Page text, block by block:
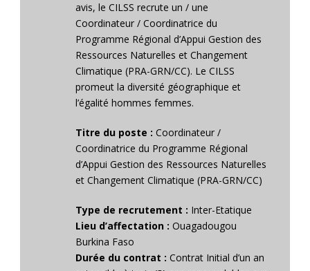
avis, le CILSS recrute un / une
Coordinateur / Coordinatrice du
Programme Régional d’Appui Gestion des
Ressources Naturelles et Changement
Climatique (PRA-GRN/CC). Le CILSS
promeut la diversité géographique et
l’égalité hommes femmes.
Titre du poste : Coordinateur /
Coordinatrice du Programme Régional
d’Appui Gestion des Ressources Naturelles
et Changement Climatique (PRA-GRN/CC)
Type de recrutement : Inter-Etatique
Lieu d’affectation : Ouagadougou
Burkina Faso
Durée du contrat : Contrat Initial d’un an